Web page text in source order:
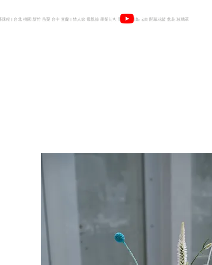
程 | 台北 桃園 新竹 苗栗 台中 宜蘭 | 情人節 母親節 畢業花束 聖誕樹 求婚花束 開幕花籃 盆花 玻璃罩